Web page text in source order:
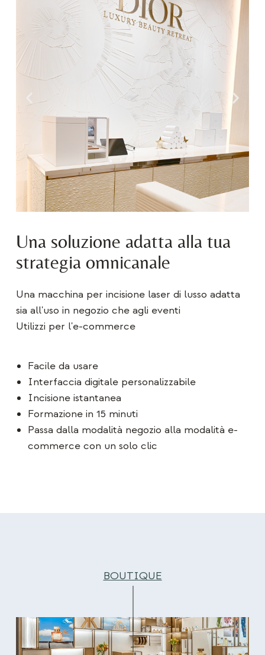
Una soluzione adatta alla tua
strategia omnicanale
Una macchina per incisione laser di lusso adatta
sia all'uso in negozio che agli eventi
Utilizzi per l'e-commerce
Facile da usare
Interfaccia digitale personalizzabile
Incisione istantanea
Formazione in 15 minuti
Passa dalla modalità negozio alla modalità e-
commerce con un solo clic
BOUTIQUE